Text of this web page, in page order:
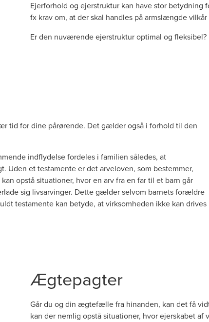
Ejerforhold og ejerstruktur kan have stor betydning
fx krav om, at der skal handles på armslængde
Er den nuværende ejerstruktur optimal og
tid for dine pårørende. Det gælder også i forhold til den
indflydelse fordeles i familien således, at
Uden et testamente er det arveloven, som bestemmer,
opstå situationer, hvor en arv fra en far til et barn går
sig livsarvinger. Dette gælder selvom barnets forældre
testamente kan betyde, at virksomheden ikke kan drives
Ægtepagter
Går du og din ægtefælle fra hinanden, kan det få
kan der nemlig opstå situationer, hvor ejerskabet af